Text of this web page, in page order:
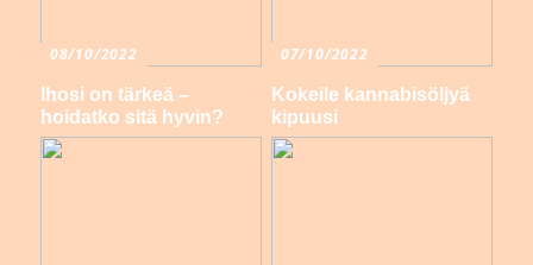
08/10/2022
Ihosi on tärkeä –
hoidatko sitä hyvin?
07/10/2022
Kokeile kannabisöljyä
kipuusi